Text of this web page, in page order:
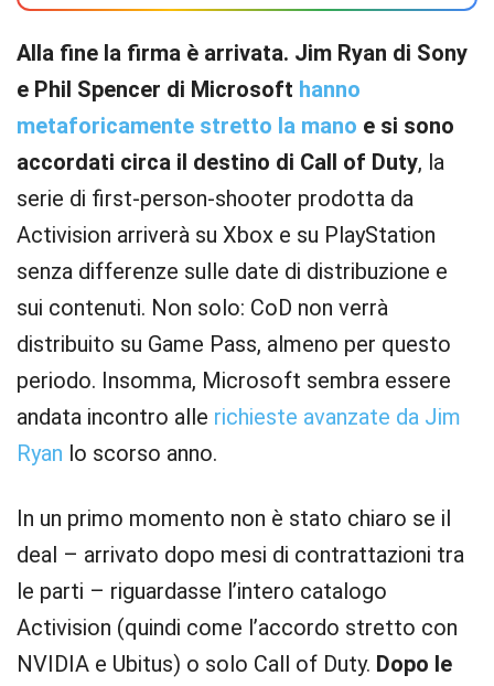
Alla fine la firma è arrivata. Jim Ryan di Sony
e Phil Spencer di Microsoft hanno
metaforicamente stretto la mano e si sono
accordati circa il destino di Call of Duty, la
serie di first-person-shooter prodotta da
Activision arriverà su Xbox e su PlayStation
senza differenze sulle date di distribuzione e
sui contenuti. Non solo: CoD non verrà
distribuito su Game Pass, almeno per questo
periodo. Insomma, Microsoft sembra essere
andata incontro alle richieste avanzate da Jim
Ryan lo scorso anno.
In un primo momento non è stato chiaro se il
deal – arrivato dopo mesi di contrattazioni tra
le parti – riguardasse l’intero catalogo
Activision (quindi come l’accordo stretto con
NVIDIA e Ubitus) o solo Call of Duty. Dopo le